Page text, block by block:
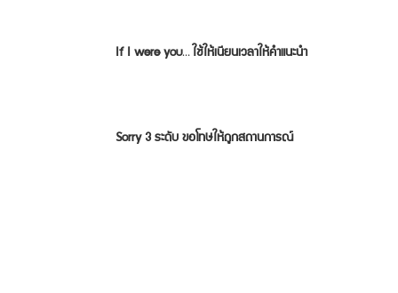
If I were you… ใช้ให้เนียนเวลาให้คำแนะนำ
Sorry 3 ระดับ ขอโทษให้ถูกสถานการณ์